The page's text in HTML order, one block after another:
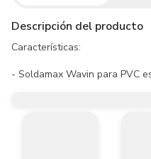
Descripción del producto
Características:
- Soldamax Wavin para PVC